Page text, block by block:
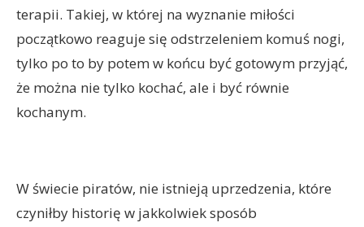
terapii. Takiej, w której na wyznanie miłości
początkowo reaguje się odstrzeleniem komuś nogi,
tylko po to by potem w końcu być gotowym przyjąć,
że można nie tylko kochać, ale i być równie
kochanym.
W świecie piratów, nie istnieją uprzedzenia, które
czyniłby historię w jakkolwiek sposób